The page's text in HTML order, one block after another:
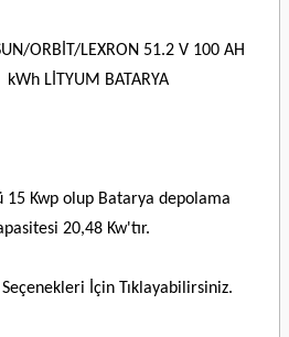
ORBİT/LEXRON 51.2 V 100 AH
LİTYUM BATARYA
15 Kwp olup Batarya depolama
20,48 Kw'tır.
İçin Tıklayabilirsiniz.